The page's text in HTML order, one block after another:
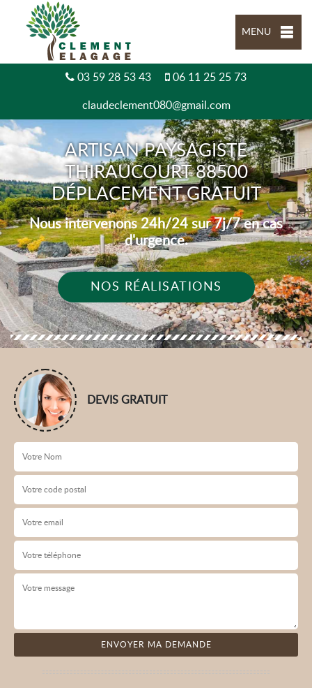
MENU
03 59 28 53 43 06 11 25 25 73
claudeclement080@gmail.com
ARTISAN PAYSAGISTE
THIRAUCOURT 88500
DÉPLACEMENT GRATUIT
Nous intervenons 24h/24 sur 7j/7 en cas
d'urgence.
NOS RÉALISATIONS
DEVIS GRATUIT